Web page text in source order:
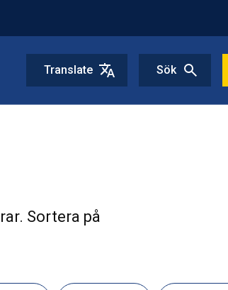
Translate Sök
Sortera på